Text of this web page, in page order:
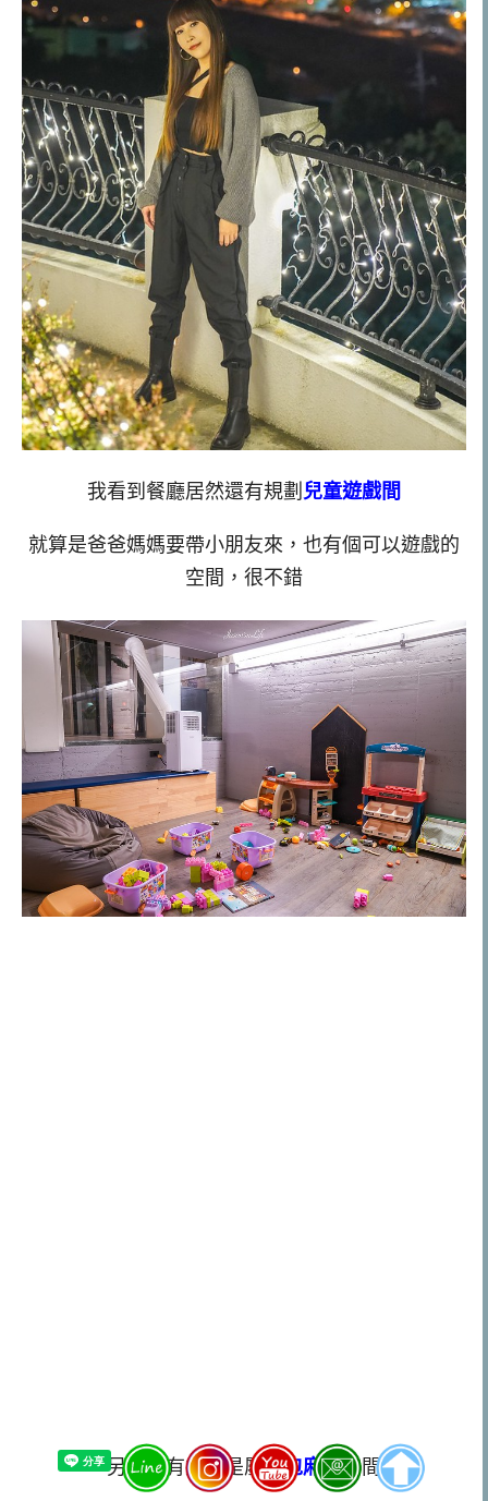
我看到餐廳居然還有規劃 兒童遊戲間
就算是爸爸媽媽要帶小朋友來，也有個可以遊戲的
空間，很不錯
另外也有幾處是屬於包廂的空間